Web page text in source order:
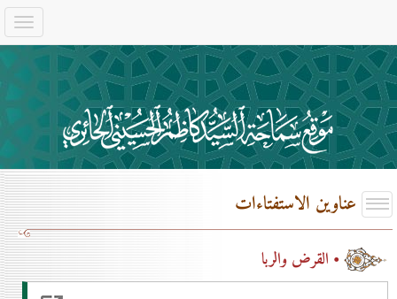
عناوين الاستفتاءات
• القرض والربا